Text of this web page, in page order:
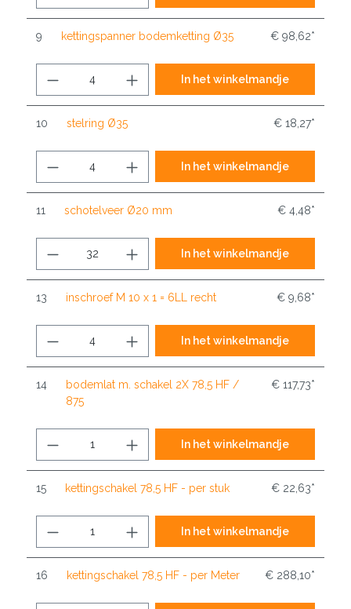
9 kettingspanner bodemketting Ø35 € 98,62*
In het winkelmandje
10 stelring Ø35 € 18,27*
In het winkelmandje
11 schotelveer Ø20 mm € 4,48*
In het winkelmandje
13 inschroef M 10 x 1 = 6LL recht € 9,68*
In het winkelmandje
14
bodemlat m. schakel 2X 78,5 HF /
875
€ 117,73*
In het winkelmandje
15 kettingschakel 78,5 HF - per stuk € 22,63*
In het winkelmandje
16 kettingschakel 78,5 HF - per Meter € 288,10*